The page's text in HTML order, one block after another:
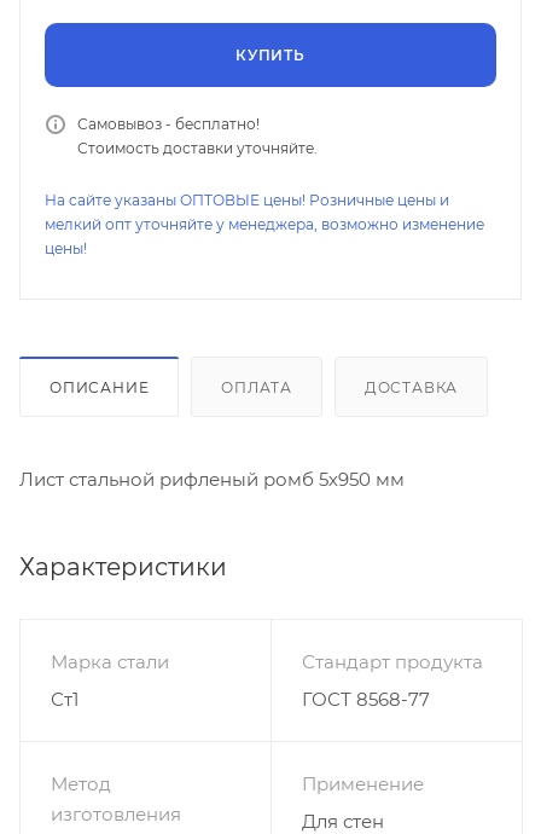
КУПИТЬ
Самовывоз - бесплатно!
Стоимость доставки уточняйте.
На сайте указаны ОПТОВЫЕ цены! Розничные цены и
мелкий опт уточняйте у менеджера, возможно изменение
цены!
ОПИСАНИЕ ОПЛАТА ДОСТАВКА
Лист стальной рифленый ромб 5х950 мм
Характеристики
Марка стали
Ст1
Стандарт продукта
ГОСТ 8568-77
Метод
изготовления
Применение
Для стен